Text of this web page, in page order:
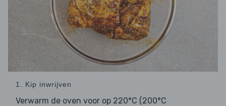
1. Kip inwrijven
Verwarm de oven voor op 220°C (200°C